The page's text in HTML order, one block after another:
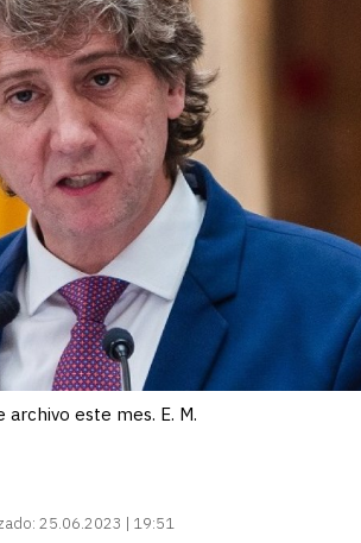
este mes. E. M.
25.06.2023 | 19:51